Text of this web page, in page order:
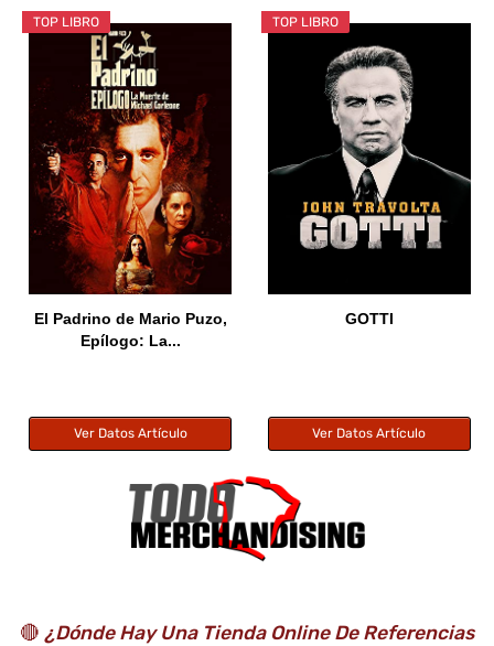
TOP LIBRO
El Padrino de Mario Puzo,
Epílogo: La...
Ver Datos Artículo
TOP LIBRO
GOTTI
Ver Datos Artículo
🔴 ¿Dónde Hay Una Tienda Online De Referencias